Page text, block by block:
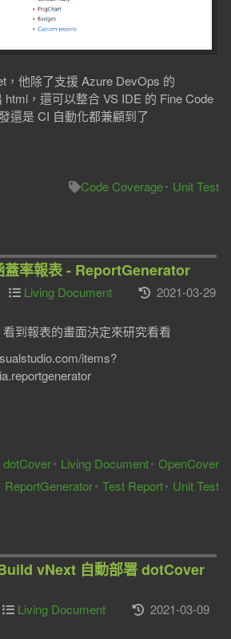
，他除了支援 Azure DevOps 的
html，還可以整合 VS IDE 的 Fine Code
還是 CI 自動化都兼顧到了
Code Coverage
Unit Test
率報表 - ReportGenerator
Living Document 2021-03-29
到報表的畫面決定來研究看看
items?
dotCover Living Document OpenCover
ReportGenerator Test Report Unit Test
vNext 自動部署 dotCover
Living Document 2021-03-09